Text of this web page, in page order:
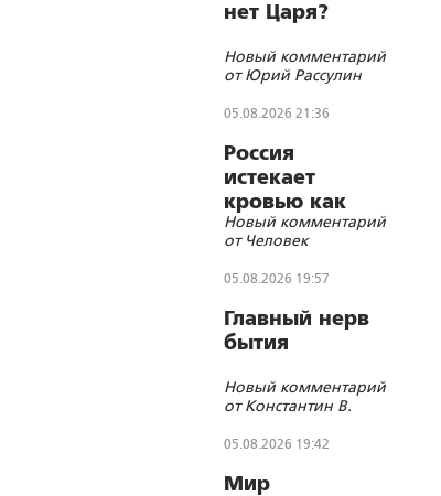
нет Царя?
Новый комментарий
от Юрий Рассулин
05.08.2026 21:36
Россия
истекает
кровью как
жертвенное
животное?
Новый комментарий
от Человек
05.08.2026 19:57
Главный нерв
бытия
Новый комментарий
от Константин В.
05.08.2026 19:42
Мир